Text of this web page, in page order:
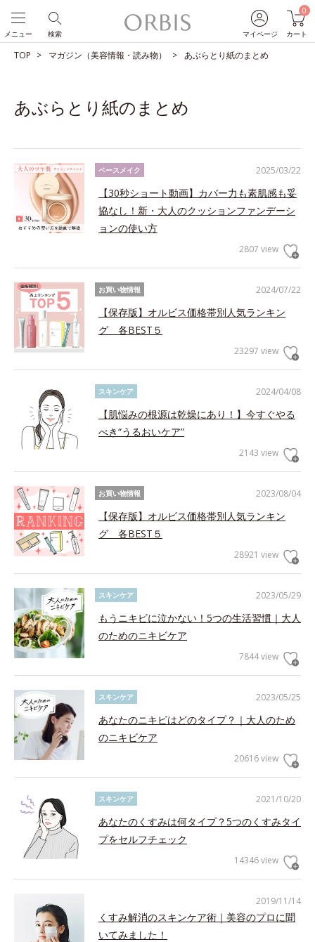
マイページ
0
カート
検索
メニュー
TOP マガジン（美容情報・読み物） あぶらとり紙のまとめ
あぶらとり紙のまとめ
2025/03/22
ベースメイク
【30秒ショート動画】カバー力も素肌感も妥
協なし！新・大人のクッションファンデーシ
ョンの使い方
2807 view
2024/07/22
お買い物情報
【保存版】オルビス価格帯別人気ランキン
グ 各BEST５
23297 view
2024/04/08
スキンケア
【肌悩みの根源は乾燥にあり！】今すぐやる
べき“うるおいケア”
2143 view
2023/08/04
お買い物情報
【保存版】オルビス価格帯別人気ランキン
グ 各BEST５
28921 view
2023/05/29
スキンケア
もうニキビに泣かない！5つの生活習慣｜大人
のためのニキビケア
7844 view
2023/05/25
スキンケア
あなたのニキビはどのタイプ？｜大人のため
のニキビケア
20616 view
2021/10/20
スキンケア
あなたのくすみは何タイプ？5つのくすみタイ
プをセルフチェック
14346 view
2019/11/14
くすみ解消のスキンケア術｜美容のプロに聞
いてみました！